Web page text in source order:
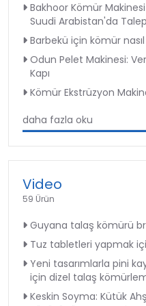
Bakhoor Kömür
Suudi Arabistan'da
Barbekü için kömür nasıl
Odun Pelet Makinesi:
Kapı
Kömür Ekstrüzyon
daha fazla oku
Video
59 Ürün
Guyana talaş kömürü
Tuz tabletleri yapmak
Yeni tasarımlarla pini
için dizel talaş
Keskin Soyma: Kütük